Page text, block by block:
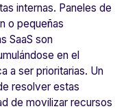
internas. Paneles de
o pequeñas
SaaS son
en el
a ser prioritarias. Un
resolver estas
de movilizar recursos